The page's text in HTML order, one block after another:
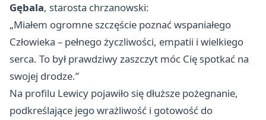
Gębala, starosta chrzanowski:
„Miałem ogromne szczęście poznać wspaniałego
Człowieka – pełnego życzliwości, empatii i wielkiego
serca. To był prawdziwy zaszczyt móc Cię spotkać na
swojej drodze.”
Na profilu Lewicy pojawiło się dłuższe pożegnanie,
podkreślające jego wrażliwość i gotowość do